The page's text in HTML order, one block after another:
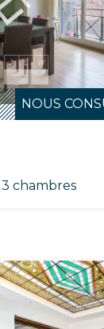
communal
NOUS
3 chambres